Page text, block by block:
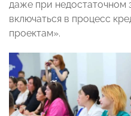
даже при недостаточном
включаться в процесс
проектам».